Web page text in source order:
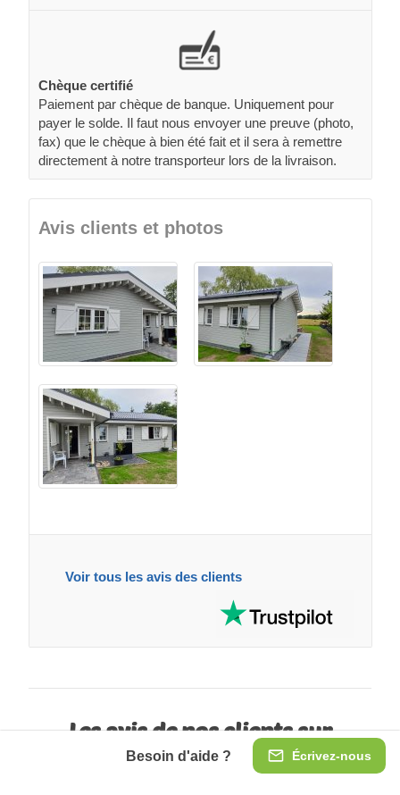
Chèque certifié
Paiement par chèque de banque. Uniquement pour
payer le solde. Il faut nous envoyer une preuve (photo,
fax) que le chèque à bien été fait et il sera à remettre
directement à notre transporteur lors de la livraison.
Avis clients et photos
Voir tous les avis des clients
Écrivez-nous
Besoin d'aide ?
Les avis de nos clients sur
Trustpilot